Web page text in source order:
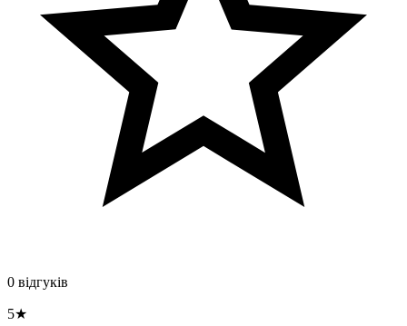
0 відгуків
5★